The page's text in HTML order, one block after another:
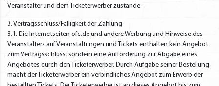
Veranstalter und dem Ticketerwerber zustande.
3. Vertragsschluss/Fälligkeit der Zahlung
3.1. Die Internetseiten ofc.de und andere Werbung und Hinweise des
Veranstalters auf Veranstaltungen und Tickets enthalten kein Angebot
zum Vertragsschluss, sondern eine Aufforderung zur Abgabe eines
Angebotes durch den Ticketerwerber. Durch Aufgabe seiner Bestellung
macht der Ticketerwerber ein verbindliches Angebot zum Erwerb der